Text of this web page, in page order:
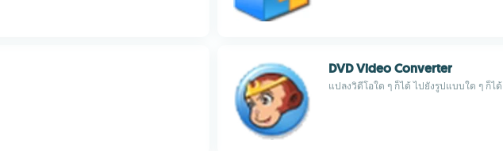
DVD Video Converter
แปลงวิดีโอใด ๆ ก็ได้ ไปยังรูปแบบใด ๆ ก็ได้